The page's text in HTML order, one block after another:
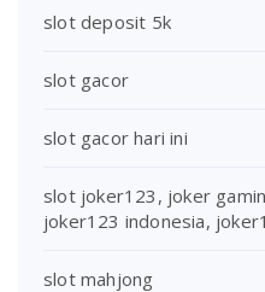
slot deposit 5k
slot gacor
slot gacor hari ini
slot joker123, joker
joker123 indonesia,
slot mahjong